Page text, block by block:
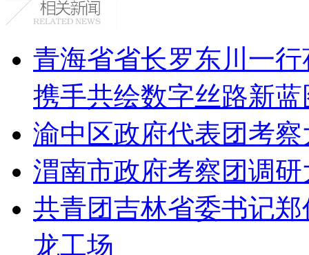
青海省省长罗东川一
携手共绘数字丝路新蓝
渝中区政府代表团考
渭南市政府考察团调
共青团吉林省委书记
龙工场